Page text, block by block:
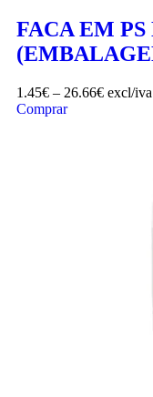
FACA EM PS
1.45€ – 26.66€ excl/iva
Comprar